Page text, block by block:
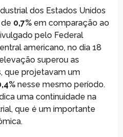
dos Estados Unidos
0,7%em comparação ao
pelo Federal
americano, no dia 18
superou as
que projetavam um
nesse mesmo período.
uma continuidade na
que é um importante